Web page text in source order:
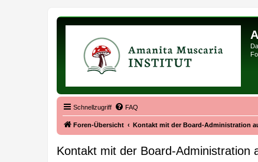
Schnellzugriff FAQ
Foren-Übersicht Kontakt mit der Board-Administration
Kontakt mit der Board-Administration